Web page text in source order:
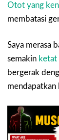
Otot yang
membatasi
Saya merasa
semakin ketat
bergerak
mendapatkan